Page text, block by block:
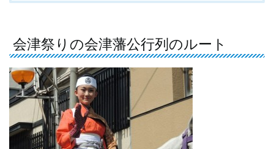
会津祭りの会津藩公行列のルート